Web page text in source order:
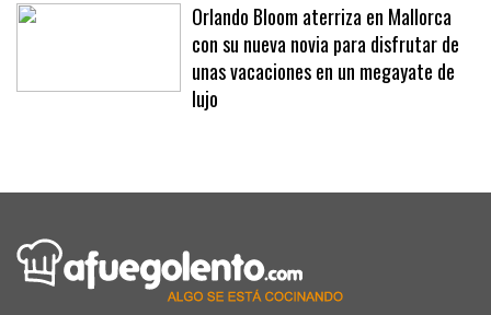
Orlando Bloom aterriza en Mallorca
con su nueva novia para disfrutar de
unas vacaciones en un megayate de
lujo